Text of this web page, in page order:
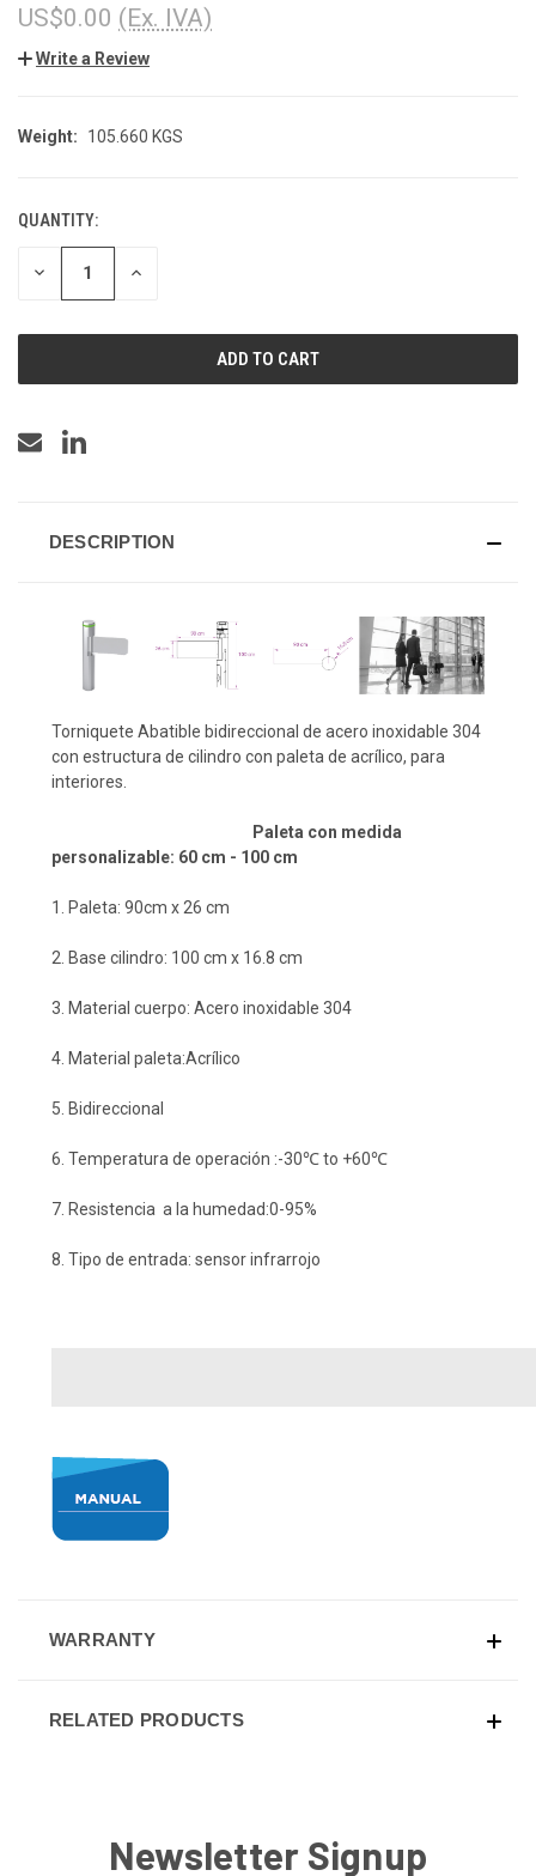
US$0.00 (Ex. IVA)
Write a Review
Weight: 105.660 KGS
CURRENT
STOCK:
QUANTITY:
DECREASE INCREASE
DESCRIPTION
Torniquete Abatible bidireccional de acero inoxidable 304
con estructura de cilindro con paleta de acrílico, para
interiores.
Paleta con medida
personalizable: 60 cm - 100 cm
1. Paleta: 90cm x 26 cm
2. Base cilindro: 100 cm x 16.8 cm
3. Material cuerpo: Acero inoxidable 304
4. Material paleta:Acrílico
5. Bidireccional
6. Temperatura de operación :-30℃ to +60℃
7. Resistencia a la humedad:0-95%
8. Tipo de entrada: sensor infrarrojo
WARRANTY
RELATED PRODUCTS
Newsletter Signup